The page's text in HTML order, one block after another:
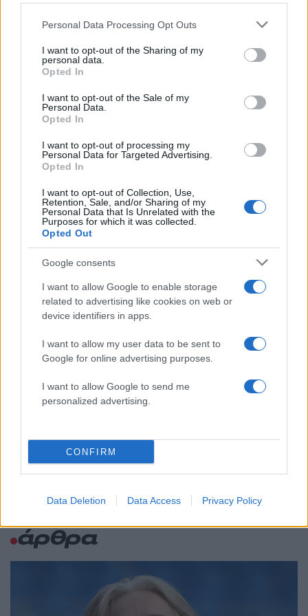
Please note that this website/app uses one or more Google
not limited to your visit or usage behaviour. You may click to
grant or deny consent to Google and its third-party tags to
use your data for below specified purposes in below Google
consent section.
Personal Data Processing Opt Outs
I want to opt-out of the Sharing of my
personal data.
Opted In
I want to opt-out of the Sale of my
Personal Data.
Opted In
I want to opt-out of processing my
Personal Data for Targeted Advertising.
Opted In
I want to opt-out of Collection, Use,
Retention, Sale, and/or Sharing of my
Personal Data that Is Unrelated with the
Purposes for which it was collected.
Opted Out
Google consents
I want to allow Google to enable storage
related to advertising like cookies on web or
device identifiers in apps.
I want to allow my user data to be sent to
Google for online advertising purposes.
I want to allow Google to send me
personalized advertising.
CONFIRM
Data Deletion Data Access Privacy Policy
θεωρηθούν δωρεές και να επιβληθεί φόρος
Κυψέλη: «Δεν μπορώ να το πιστέψω» –
Σοκαρισμένο το ζευγάρι Αμερικανών που
φιλοξενούσε τον 26χρονο Αφγανό στη
Λέσβο
Πιο σχολιασμένα
Έφυγαν οι συνεργάτες, μένει η Μαρία
«Ελπίδα για τη Δημοκρατία»
Canadair 515: Οι πρώτες εικόνες από την
κατασκευή του αεροσκάφους που θα
επιχειρεί και τη νύχτα στα μέτωπα της
φωτιάς
για τη Δημοκρατία: «Καρυστιανού,
Γρατσία και Γαλανός μετέτρεψαν το
κίνημα σε φοβικό αρχηγικό κόμμα»
τις φωτιές σε Αττική και Βοιωτία: «Από τα
ισχυρότερα επεισόδια των τελευταίων 50
χρόνων»
Απίστευτο κι όμως αληθινό -
Aναστέλλονται τα τακτικά ραντεβού του
γιατρού
άρθρα